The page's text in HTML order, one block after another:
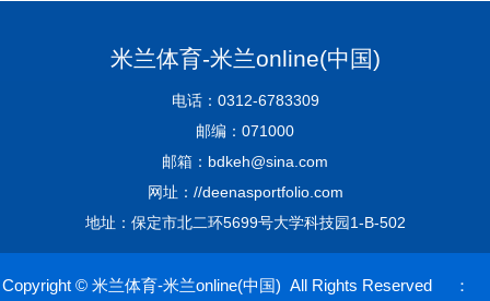
米兰体育-米兰online(中国)
电话：0312-6783309
邮编：071000
邮箱：bdkeh@sina.com
网址：//deenasportfolio.com
地址：保定市北二环5699号大学科技园1-B-502
Copyright © 米兰体育-米兰online(中国) All Rights Reserved ：